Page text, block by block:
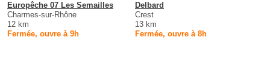
Europêche 07 Les Semailles
Charmes-sur-Rhône
12 km
Fermée, ouvre à 9h
Delbard
Crest
13 km
Fermée, ouvre à 8h